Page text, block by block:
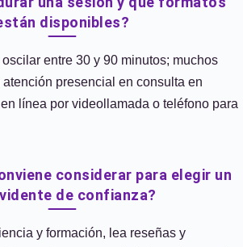
disponibles?
entre 30 y 90 minutos; muchos
presencial en consulta en
línea por videollamada o teléfono para
considerar para elegir un
de confianza?
y formación, lea reseñas y